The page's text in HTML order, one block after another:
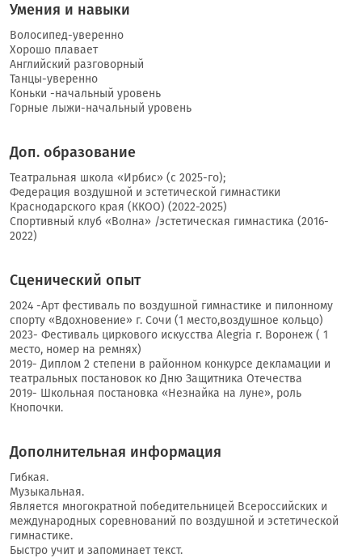
Умения и навыки
Волосипед-уверенно
Хорошо плавает
Английский разговорный
Танцы-уверенно
Коньки -начальный уровень
Горные лыжи-начальный уровень
Доп. образование
Театральная школа «Ирбис» (с 2025-го);
Федерация воздушной и эстетической гимнастики
Краснодарского края (ККОО) (2022-2025)
Спортивный клуб «Волна» /эстетическая гимнастика (2016-
2022)
Сценический опыт
2024 -Арт фестиваль по воздушной гимнастике и пилонному
спорту «Вдохновение» г. Сочи (1 место,воздушное кольцо)
2023- Фестиваль циркового искусства Alegria г. Воронеж ( 1
место, номер на ремнях)
2019- Диплом 2 степени в районном конкурсе декламации и
театральных постановок ко Дню Защитника Отечества
2019- Школьная постановка «Незнайка на луне», роль
Кнопочки.
Дополнительная информация
Гибкая.
Музыкальная.
Является многократной победительницей Всероссийских и
международных соревнований по воздушной и эстетической
гимнастике.
Быстро учит и запоминает текст.